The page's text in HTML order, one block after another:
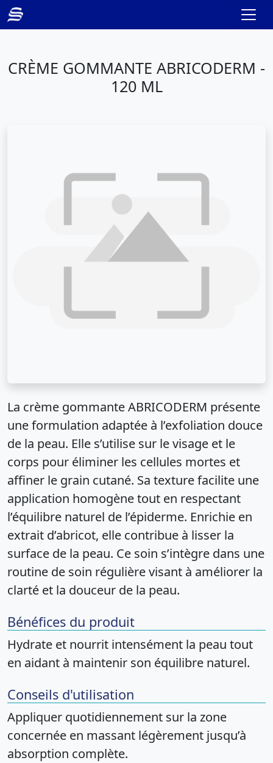
CRÈME GOMMANTE ABRICODERM -
120 ML
La crème gommante ABRICODERM présente
une formulation adaptée à l’exfoliation douce
de la peau. Elle s’utilise sur le visage et le
corps pour éliminer les cellules mortes et
affiner le grain cutané. Sa texture facilite une
application homogène tout en respectant
l’équilibre naturel de l’épiderme. Enrichie en
extrait d’abricot, elle contribue à lisser la
surface de la peau. Ce soin s’intègre dans une
routine de soin régulière visant à améliorer la
clarté et la douceur de la peau.
Bénéfices du produit
Hydrate et nourrit intensément la peau tout
en aidant à maintenir son équilibre naturel.
Conseils d'utilisation
Appliquer quotidiennement sur la zone
concernée en massant légèrement jusqu’à
absorption complète.